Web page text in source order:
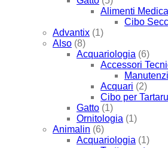
Alimenti
Cibo
Advantix (1)
Also (8)
Acquariologia (6)
Accessori
Acquari (2)
Cibo per
Gatto (1)
Ornitologia (1)
Animalin (6)
Acquariologia (1)